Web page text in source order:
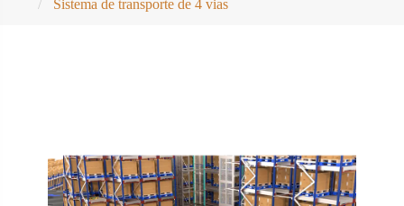
Sistema de transporte de 4 vias